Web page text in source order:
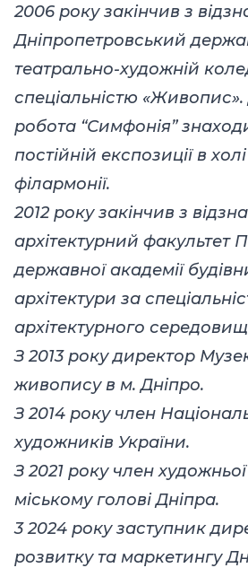
2006 року закінчив з
Дніпропетровський
театрально-художній
спеціальністю
робота “Симфонія”
постійній експозиції в
філармонії.
2012 року закінчив з
архітектурний факультет
державної академії
архітектури за
архітектурного
З 2013 року директор
живопису в м. Дніпро.
З 2014 року член
художників України.
З 2021 року член
міському голові Дніпра.
3 2024 року заступник
розвитку та маркетингу